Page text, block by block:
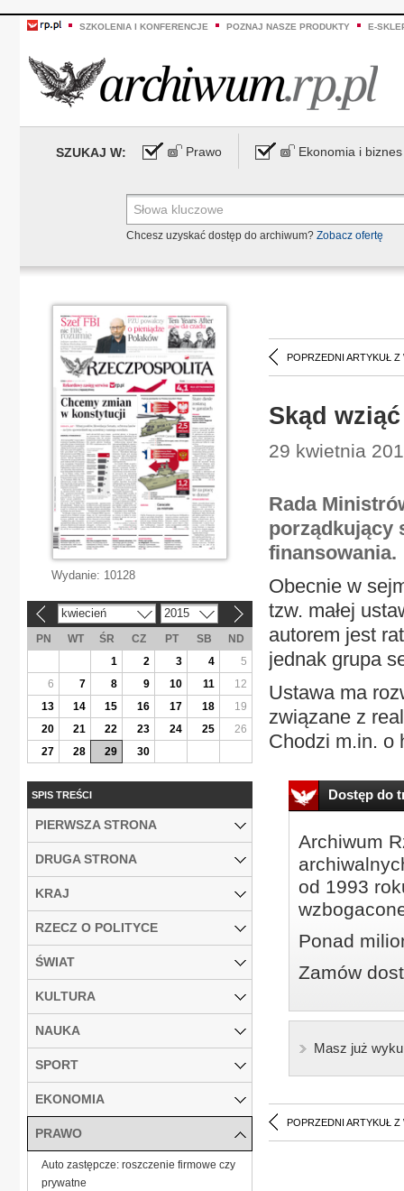
SZKOLENIA I KONFERENCJE POZNAJ NASZE PRODUKTY E-
SZUKAJ W: Prawo Ekonomia i biznes
Chcesz uzyskać dostęp do archiwum? Zobacz ofertę
POPRZEDNI ARTYKUŁ Z
Skąd
29 kwietnia
Rada
porządkujący
finansowania.
Obecnie w
tzw. małej
autorem jest
jednak grupa
Ustawa ma
związane z
Chodzi m.in. o
Dostęp do
Archiwum
od 1993
Ponad
Zamów
Masz już
POPRZEDNI ARTYKUŁ Z
Wydanie: 10128
kwiecień 2015
PN WT ŚR CZ PT SB
ND
1
2 3 4
5
6
7 8 9 10 11
12
13
14 15 16 17 18
19
20
21 22 23 24 25
26
27
28 29 30
SPIS TREŚCI
PIERWSZA STRONA
DRUGA STRONA
KRAJ
RZECZ O POLITYCE
ŚWIAT
KULTURA
NAUKA
SPORT
EKONOMIA
PRAWO
Auto zastępcze: roszczenie firmowe czy
prywatne